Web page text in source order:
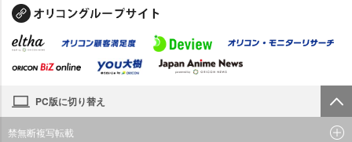
PC版に切り替え
禁無断複写転載